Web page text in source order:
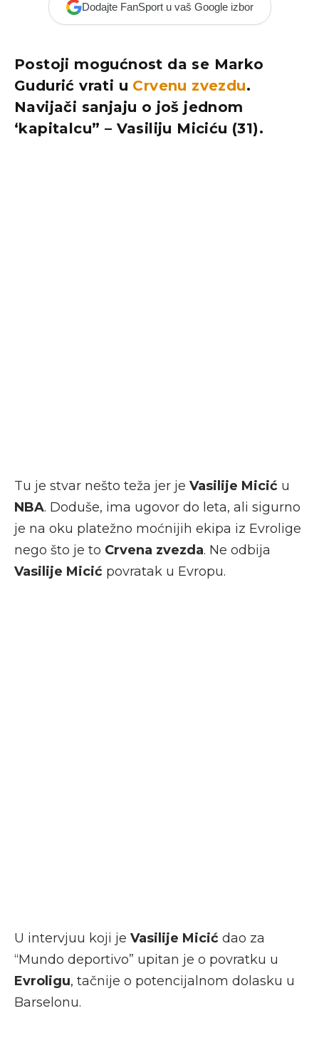
Dodajte FanSport u vaš Google izbor
Postoji mogućnost da se Marko
Gudurić vrati u Crvenu zvezdu.
Navijači sanjaju o još jednom
‘kapitalcu” – Vasiliju Miciću (31).
Tu je stvar nešto teža jer je Vasilije Micić u
NBA. Doduše, ima ugovor do leta, ali sigurno
je na oku platežno moćnijih ekipa iz Evrolige
nego što je to Crvena zvezda. Ne odbija
Vasilije Micić povratak u Evropu.
U intervjuu koji je Vasilije Micić dao za
“Mundo deportivo” upitan je o povratku u
Evroligu, tačnije o potencijalnom dolasku u
Barselonu.